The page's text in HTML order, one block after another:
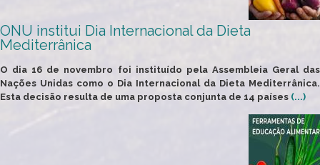
ONU institui Dia Internacional da Dieta
Mediterrânica
O dia 16 de novembro foi instituído pela Assembleia Geral das
Nações Unidas como o Dia Internacional da Dieta Mediterrânica.
Esta decisão resulta de uma proposta conjunta de 14 países (...)